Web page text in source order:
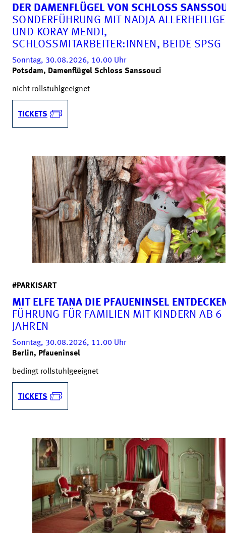
DER DAMENFLÜGEL VON SCHLOSS
SONDERFÜHRUNG MIT NADJA
UND KORAY MENDI,
SCHLOSSMITARBEITER:INNEN, BEIDE SPSG
Sonntag, 30.08.2026, 10.00 Uhr
Potsdam, Damenflügel Schloss Sanssouci
nicht rollstuhlgeeignet
TICKETS
#PARKISART
MIT ELFE TANA DIE PFAUENINSEL
FÜHRUNG FÜR FAMILIEN MIT KINDERN AB 6
JAHREN
Sonntag, 30.08.2026, 11.00 Uhr
Berlin, Pfaueninsel
bedingt rollstuhlgeeignet
TICKETS